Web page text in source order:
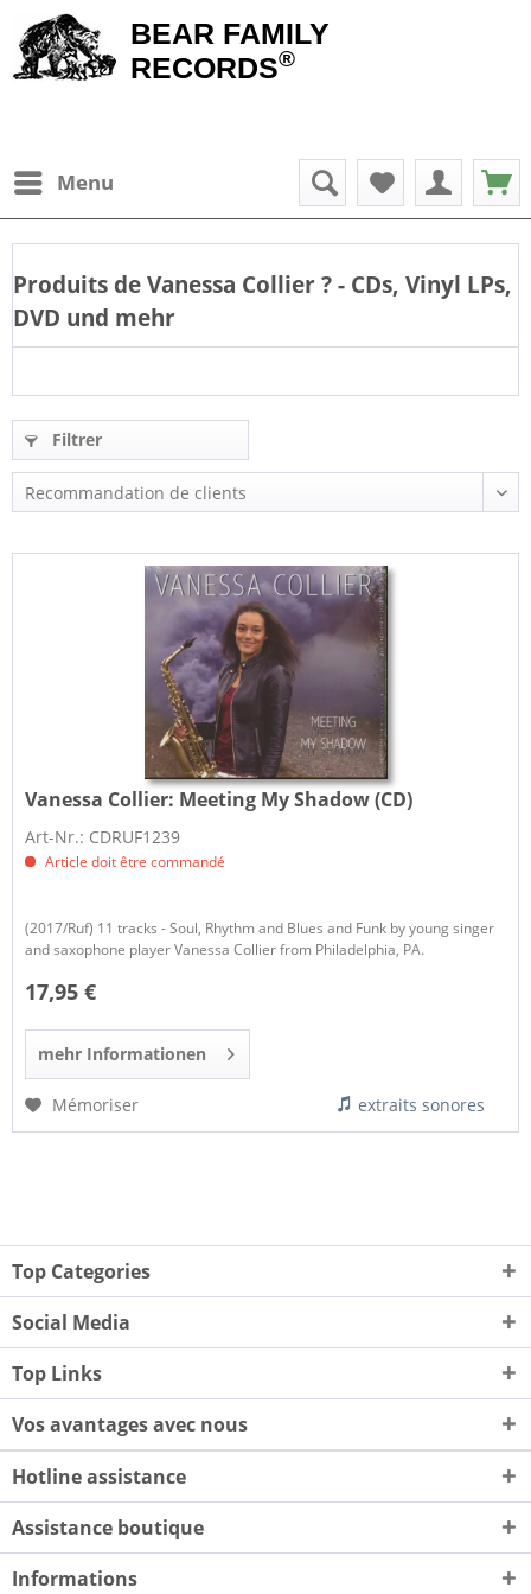
BEAR FAMILY
RECORDS®
Menu
Produits deVanessa Collier? - CDs, Vinyl LPs,
DVD und mehr
Filtrer
Vanessa Collier: Meeting My Shadow (CD)
Art-Nr.: CDRUF1239
Article doit être commandé
(2017/Ruf) 11 tracks - Soul, Rhythm and Blues and Funk by young singer
and saxophone player Vanessa Collier from Philadelphia, PA.
17,95 €
mehr Informationen
Mémoriser extraits sonores
Top Categories
Social Media
Top Links
Vos avantages avec nous
Hotline assistance
Assistance boutique
Informations